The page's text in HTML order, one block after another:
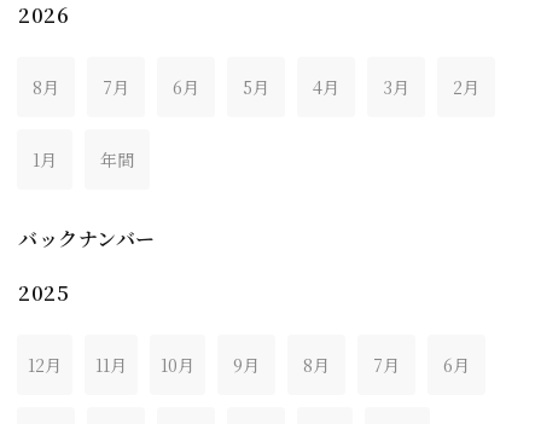
2026
8月 7月 6月 5月 4月 3月 2月
1月 年間
バックナンバー
2025
12月 11月 10月 9月 8月 7月 6月